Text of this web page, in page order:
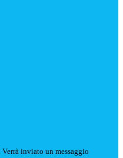
Verrà inviato un messaggio